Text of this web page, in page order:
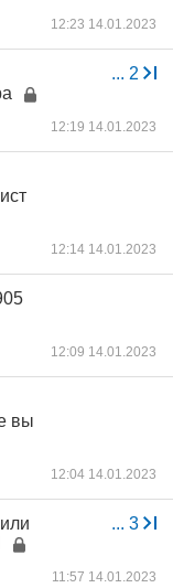
12:23 14.01.2023
... 2
12:19 14.01.2023
12:14 14.01.2023
12:09 14.01.2023
вы
12:04 14.01.2023
... 3
11:57 14.01.2023